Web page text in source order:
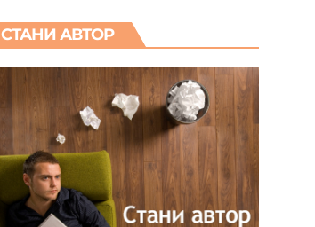
СТАНИ АВТОР